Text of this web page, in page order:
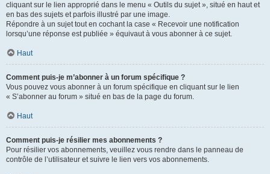
cliquant sur le lien approprié dans le menu « Outils du sujet », situé en haut et
en bas des sujets et parfois illustré par une image.
Répondre à un sujet tout en cochant la case « Recevoir une notification
lorsqu’une réponse est publiée » équivaut à vous abonner à ce sujet.
Haut
Comment puis-je m’abonner à un forum spécifique ?
Vous pouvez vous abonner à un forum spécifique en cliquant sur le lien
« S’abonner au forum » situé en bas de la page du forum.
Haut
Comment puis-je résilier mes abonnements ?
Pour résilier vos abonnements, veuillez vous rendre dans le panneau de
contrôle de l’utilisateur et suivre le lien vers vos abonnements.